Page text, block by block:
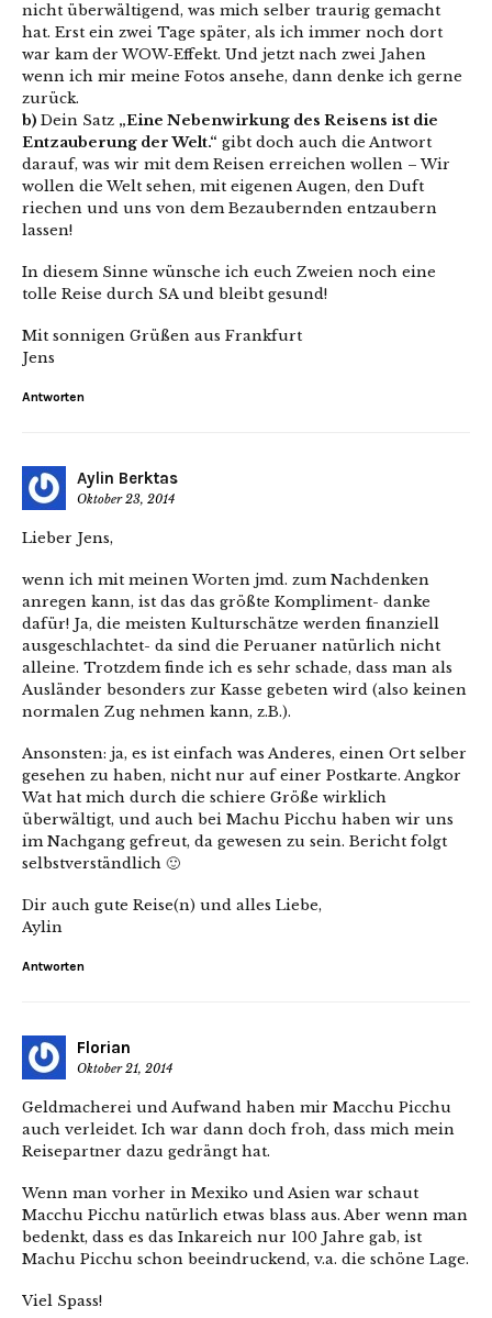
nicht überwältigend, was mich selber traurig gemacht
hat. Erst ein zwei Tage später, als ich immer noch dort
war kam der WOW-Effekt. Und jetzt nach zwei Jahen
wenn ich mir meine Fotos ansehe, dann denke ich gerne
zurück.
b) Dein Satz „Eine Nebenwirkung des Reisens ist die
Entzauberung der Welt.“ gibt doch auch die Antwort
darauf, was wir mit dem Reisen erreichen wollen – Wir
wollen die Welt sehen, mit eigenen Augen, den Duft
riechen und uns von dem Bezaubernden entzaubern
lassen!
In diesem Sinne wünsche ich euch Zweien noch eine
tolle Reise durch SA und bleibt gesund!
Mit sonnigen Grüßen aus Frankfurt
Jens
Antworten
Aylin Berktas
Oktober 23, 2014
Lieber Jens,
wenn ich mit meinen Worten jmd. zum Nachdenken
anregen kann, ist das das größte Kompliment- danke
dafür! Ja, die meisten Kulturschätze werden finanziell
ausgeschlachtet- da sind die Peruaner natürlich nicht
alleine. Trotzdem finde ich es sehr schade, dass man als
Ausländer besonders zur Kasse gebeten wird (also keinen
normalen Zug nehmen kann, z.B.).
Ansonsten: ja, es ist einfach was Anderes, einen Ort selber
gesehen zu haben, nicht nur auf einer Postkarte. Angkor
Wat hat mich durch die schiere Größe wirklich
überwältigt, und auch bei Machu Picchu haben wir uns
im Nachgang gefreut, da gewesen zu sein. Bericht folgt
selbstverständlich 🙂
Dir auch gute Reise(n) und alles Liebe,
Aylin
Antworten
Florian
Oktober 21, 2014
Geldmacherei und Aufwand haben mir Macchu Picchu
auch verleidet. Ich war dann doch froh, dass mich mein
Reisepartner dazu gedrängt hat.
Wenn man vorher in Mexiko und Asien war schaut
Macchu Picchu natürlich etwas blass aus. Aber wenn man
bedenkt, dass es das Inkareich nur 100 Jahre gab, ist
Machu Picchu schon beeindruckend, v.a. die schöne Lage.
Viel Spass!